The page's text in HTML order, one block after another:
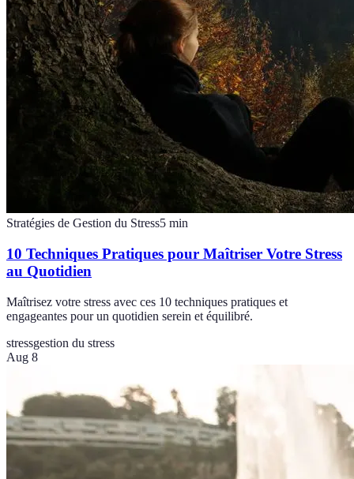
Stratégies de Gestion du Stress5 min
10 Techniques Pratiques pour Maîtriser Votre Stress
au Quotidien
Maîtrisez votre stress avec ces 10 techniques pratiques et
engageantes pour un quotidien serein et équilibré.
stressgestion du stress
Aug 8